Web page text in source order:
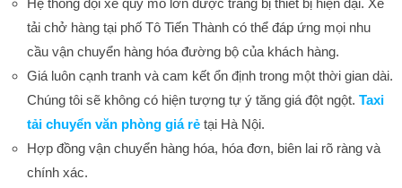
Hệ thống đội xe quy mô lớn được trang bị thiết bị hiện đại. Xe
tải chở hàng tại phố Tô Tiến Thành có thể đáp ứng mọi nhu
cầu vận chuyển hàng hóa đường bộ của khách hàng.
Giá luôn cạnh tranh và cam kết ổn định trong một thời gian dài.
Chúng tôi sẽ không có hiện tượng tự ý tăng giá đột ngột. Taxi
tải chuyển văn phòng giá rẻ tại Hà Nội.
Hợp đồng vận chuyển hàng hóa, hóa đơn, biên lai rõ ràng và
chính xác.